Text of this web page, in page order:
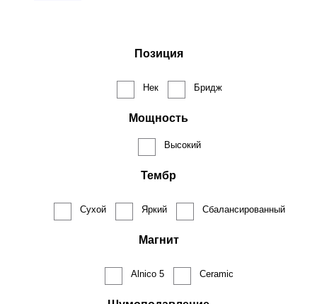
Позиция
Нек Бридж
Мощность
Высокий
Тембр
Сухой Яркий Сбалансированный
Магнит
Alnico 5 Ceramic